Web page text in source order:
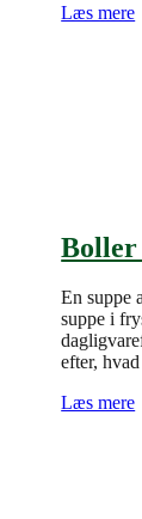
Læs mere
Boller
En suppe
suppe i
efter,
Læs mere